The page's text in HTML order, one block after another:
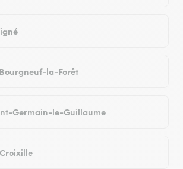
la-Forêt
Germain-le-Guillaume